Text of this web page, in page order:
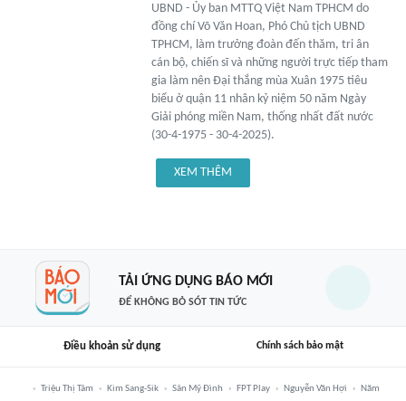
UBND - Ủy ban MTTQ Việt Nam TPHCM do
đồng chí Võ Văn Hoan, Phó Chủ tịch UBND
TPHCM, làm trưởng đoàn đến thăm, tri ân
cán bộ, chiến sĩ và những người trực tiếp tham
gia làm nên Đại thắng mùa Xuân 1975 tiêu
biểu ở quận 11 nhân kỷ niệm 50 năm Ngày
Giải phóng miền Nam, thống nhất đất nước
(30-4-1975 - 30-4-2025).
XEM THÊM
TẢI ỨNG DỤNG BÁO MỚI
ĐỂ KHÔNG BỎ SÓT TIN TỨC
Điều khoản sử dụng Chính sách bảo mật
Triệu Thị Tâm Kim Sang-Sik Sân Mỹ Đình FPT Play Nguyễn Văn Hợi
Năm